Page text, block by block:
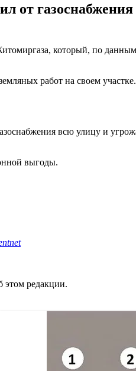
от
который, по данным
работ на своем
всю улицу и
выгоды.
этом редакции.